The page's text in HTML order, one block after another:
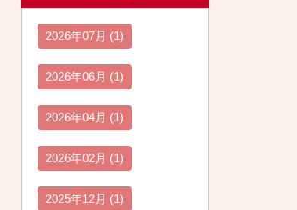
2026年07月 (1)
2026年06月 (1)
2026年04月 (1)
2026年02月 (1)
2025年12月 (1)